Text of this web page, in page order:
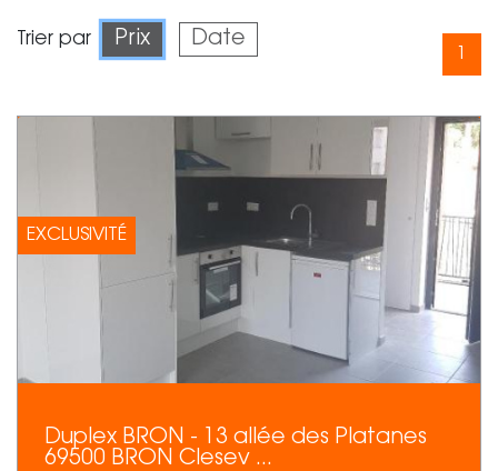
Trier par Prix Date
EXCLUSIVITÉ
Duplex BRON - 13 allée des Platanes
69500 BRON Clesev ...